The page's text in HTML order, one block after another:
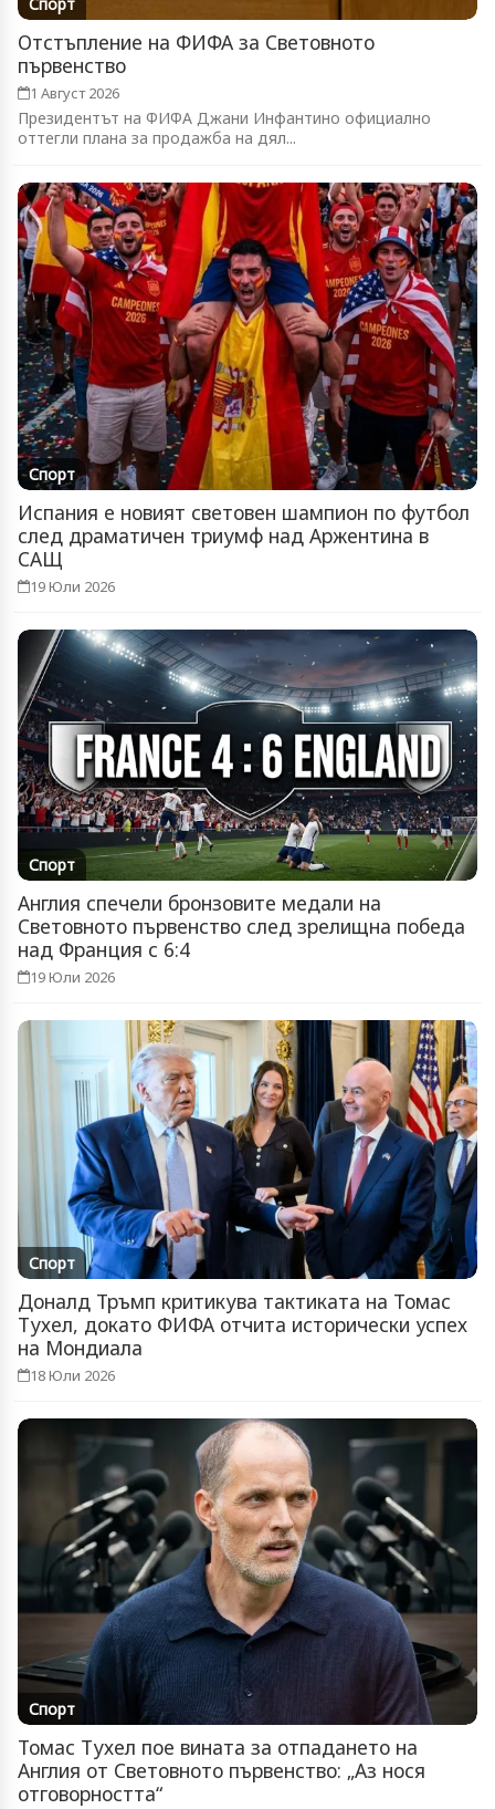
Спорт
Отстъпление на ФИФА за Световното
първенство
1 Август 2026
Президентът на ФИФА Джани Инфантино официално
оттегли плана за продажба на дял...
Спорт
Испания е новият световен шампион по футбол
след драматичен триумф над Аржентина в
САЩ
19 Юли 2026
Спорт
Англия спечели бронзовите медали на
Световното първенство след зрелищна победа
над Франция с 6:4
19 Юли 2026
Спорт
Доналд Тръмп критикува тактиката на Томас
Тухел, докато ФИФА отчита исторически успех
на Мондиала
18 Юли 2026
Спорт
Томас Тухел пое вината за отпадането на
Англия от Световното първенство: „Аз нося
отговорността“